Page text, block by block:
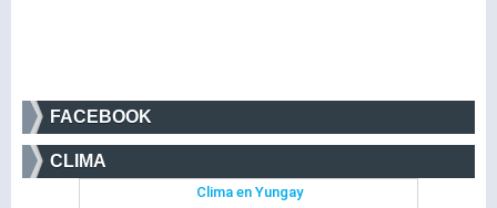
FACEBOOK
CLIMA